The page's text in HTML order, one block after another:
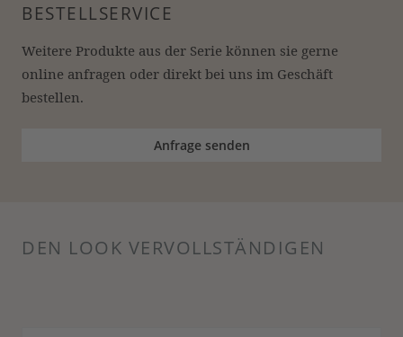
BESTELLSERVICE
Weitere Produkte aus der Serie können sie gerne
online anfragen oder direkt bei uns im Geschäft
bestellen.
Anfrage senden
DEN LOOK VERVOLLSTÄNDIGEN